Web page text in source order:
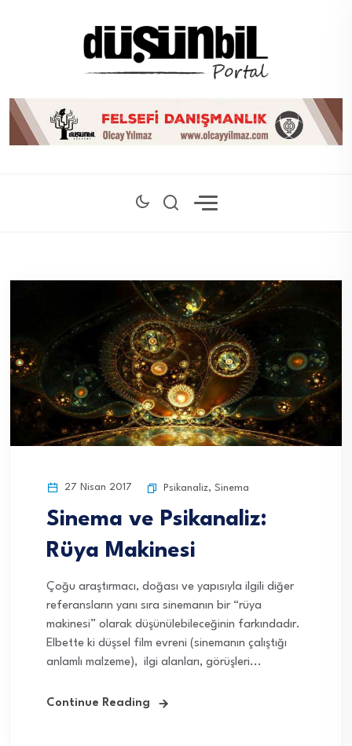
27 Nisan 2017 Psikanaliz, Sinema
Sinema ve Psikanaliz:
Rüya Makinesi
Çoğu araştırmacı, doğası ve yapısıyla ilgili diğer
referansların yanı sıra sinemanın bir “rüya
makinesi” olarak düşünülebileceğinin farkındadır.
Elbette ki düşsel film evreni (sinemanın çalıştığı
anlamlı malzeme), ilgi alanları, görüşleri...
Continue Reading